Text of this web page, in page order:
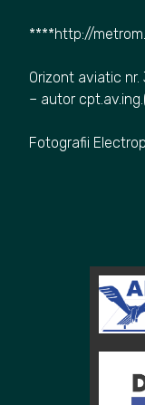
****http://
Orizont aviatic nr.
– autor
Fotografii